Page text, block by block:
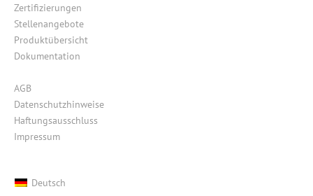
Zertifizierungen
Stellenangebote
Produktübersicht
Dokumentation
AGB
Datenschutzhinweise
Haftungsausschluss
Impressum
Deutsch